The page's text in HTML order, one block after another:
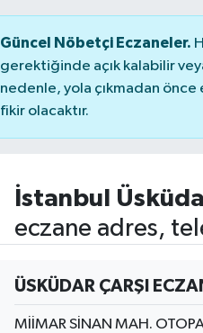
Güncel Nöbetçi Eczaneler.
gerektiğinde açık kalabilir
nedenle, yola çıkmadan önce
fikir olacaktır.
İstanbul
eczane adres,
ÜSKÜDAR ÇARŞI
MİİMAR SİNAN MAH.